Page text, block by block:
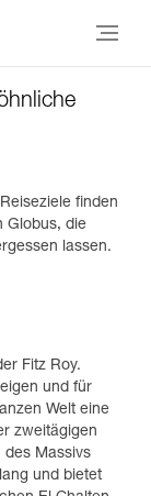
finden
Globus, die
lassen.
Fitz Roy.
und für
Welt eine
zweitägigen
des Massivs
und bietet